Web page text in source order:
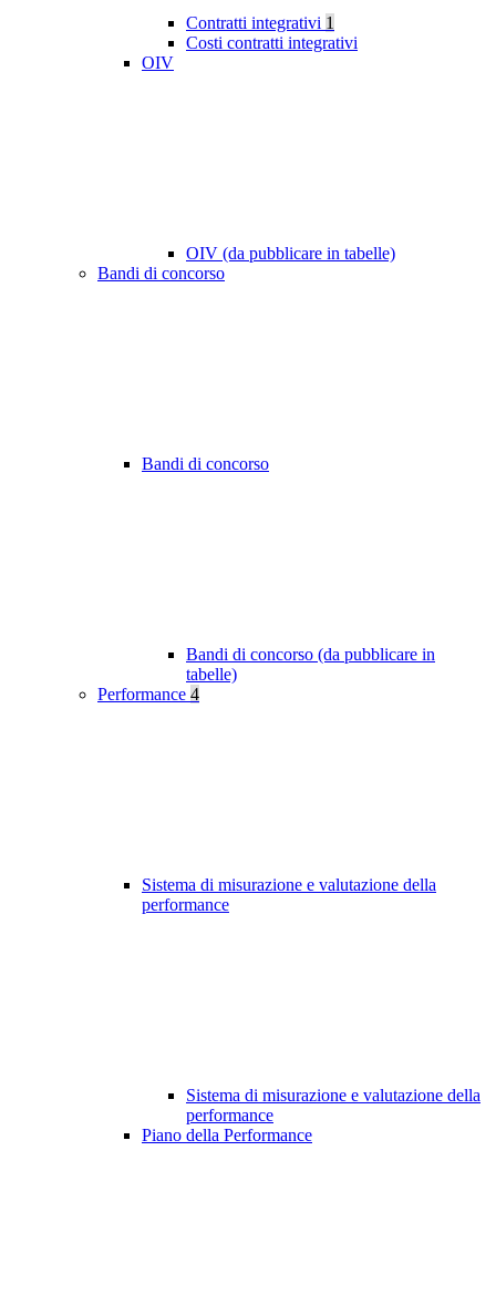
Contratti integrativi 1
Costi contratti integrativi
OIV
OIV (da pubblicare in tabelle)
Bandi di concorso
Bandi di concorso
Bandi di concorso (da pubblicare in
tabelle)
Performance 4
Sistema di misurazione e valutazione della
performance
Sistema di misurazione e valutazione della
performance
Piano della Performance